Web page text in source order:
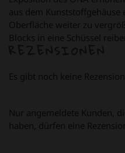
aus dem
Oberfläche weiter zu
Blocks in eine Schüssel
Es gibt noch keine
Nur angemeldete Kunden,
haben, dürfen eine